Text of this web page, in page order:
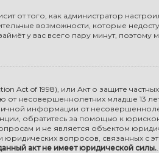
от того, как администратор
возможности, которые
у вас всего пару минут, поэтому
Act of 1998), или Акт о защите
несовершеннолетних младше 13
информации от
обратитесь за помощью к
и не является объектом
вопросов, связанных с
акт не имеет юридической силы.